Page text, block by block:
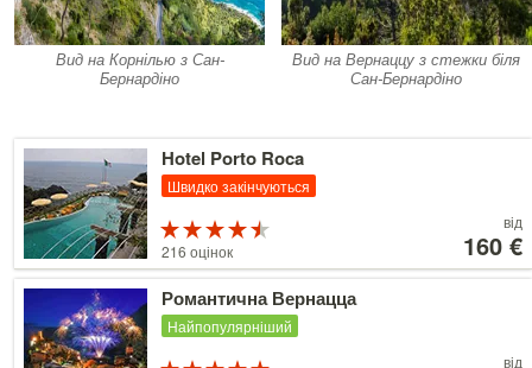
Вид на Корнілью з Сан-
Бернардіно
Вид на Вернаццу з стежки біля
Сан-Бернардіно
Hotel Porto Roca
Швидко закінчуються
4.5 з 5
216 оцінок
від
160 €
Детальніше
Романтична Вернацца
Найпопулярніший
від
Детальніше